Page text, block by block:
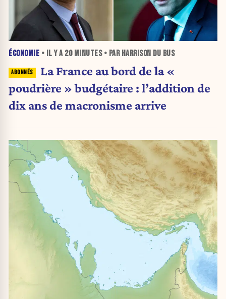
ÉCONOMIE • IL Y A 20 MINUTES• PAR HARRISON DU BUS
La France au bord de la «
poudrière » budgétaire : l’addition de
dix ans de macronisme arrive